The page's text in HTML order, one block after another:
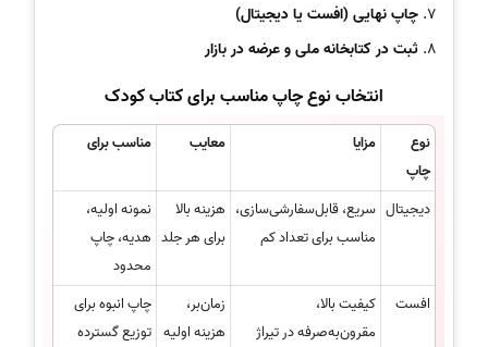
چاپ نهایی (افست یا دیجیتال)
ثبت در کتابخانه ملی و عرضه در بازار
انتخاب نوع چاپ مناسب برای کتاب کودک
نوع
چاپ
مزایا معایب مناسب برای
دیجیتال سریع، قابل‌سفارشی‌سازی،
مناسب برای تعداد کم
هزینه بالا
برای هر جلد
نمونه اولیه،
هدیه، چاپ
محدود
افست
کیفیت بالا،
مقرون‌به‌صرفه در تیراژ
زمان‌بر،
هزینه اولیه
چاپ انبوه برای
توزیع گسترده